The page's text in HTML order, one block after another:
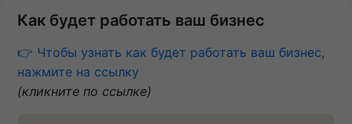
Как будет работать ваш бизнес
👉 Чтобы узнать как будет работать ваш бизнес,
нажмите на ссылку
(кликните по ссылке)